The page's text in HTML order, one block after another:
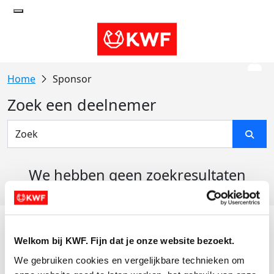
Welkom bij KWF. Fijn dat je onze website bezoekt.
We gebruiken cookies en vergelijkbare technieken om
Sponsor
Zoek een deelnemer
We hebben geen zoekresultaten
Actiematerialen
Evenementen